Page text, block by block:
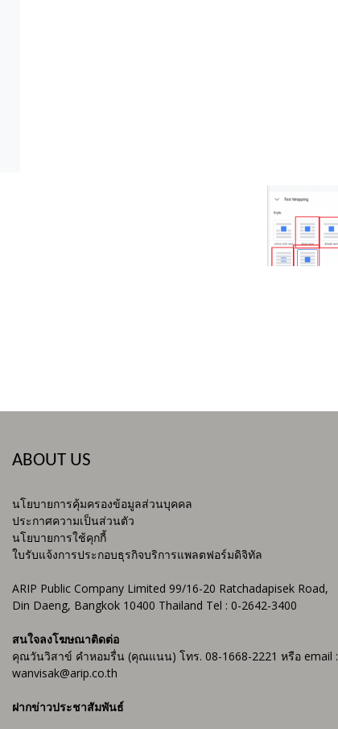
ABOUT US
นโยบายการคุ้มครองข้อมูลส่วนบุคคล
ประกาศความเป็นส่วนตัว
นโยบายการใช้คุกกี้
ใบรับแจ้งการประกอบธุรกิจบริการแพลตฟอร์มดิจิทัล
ARIP Public Company Limited 99/16-20 Ratchadapisek Road,
Din Daeng, Bangkok 10400 Thailand Tel : 0-2642-3400
สนใจลงโฆษณาติดต่อ
คุณวันวิสาข์ คำหอมรื่น (คุณแนน) โทร. 08-1668-2221 หรือ email :
wanvisak@arip.co.th
ฝากข่าวประชาสัมพันธ์